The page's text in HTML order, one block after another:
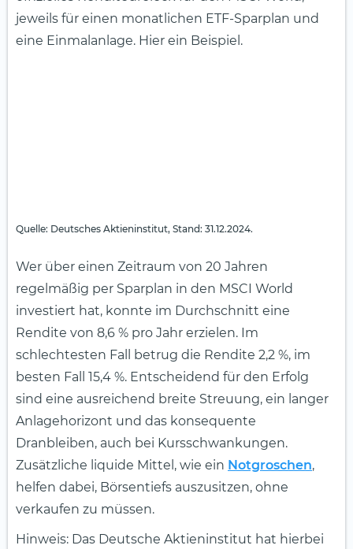
jeweils für einen monatlichen ETF-Sparplan und
eine Einmalanlage. Hier ein Beispiel.
Quelle: Deutsches Aktieninstitut, Stand: 31.12.2024.
Wer über einen Zeitraum von 20 Jahren
regelmäßig per Sparplan in den MSCI World
investiert hat, konnte im Durchschnitt eine
Rendite von 8,6 % pro Jahr erzielen. Im
schlechtesten Fall betrug die Rendite 2,2 %, im
besten Fall 15,4 %. Entscheidend für den Erfolg
sind eine ausreichend breite Streuung, ein langer
Anlagehorizont und das konsequente
Dranbleiben, auch bei Kursschwankungen.
Zusätzliche liquide Mittel, wie ein Notgroschen,
helfen dabei, Börsentiefs auszusitzen, ohne
verkaufen zu müssen.
Hinweis: Das Deutsche Aktieninstitut hat hierbei